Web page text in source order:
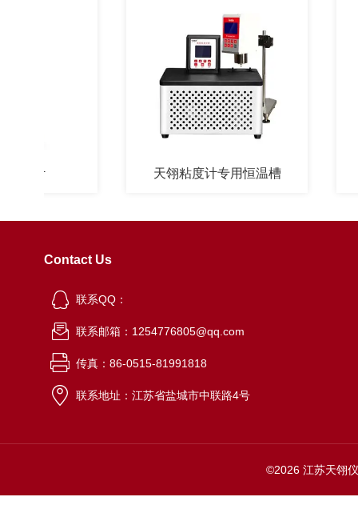
天翎粘度计专用恒温槽
Contact Us
联系QQ：
联系邮箱：1254776805@qq.com
传真：86-0515-81991818
联系地址：江苏省盐城市中联路4号
©2026 江苏天翎